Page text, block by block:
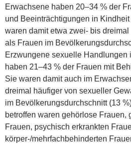
Erwachsene haben 20–34 % der
und Beeinträchtigungen in
waren damit etwa zwei- bis
als Frauen im
Erzwungene sexuelle Handlungen
haben 21–43 % der Frauen mit
Sie waren damit auch im
dreimal häufiger von sexueller
im Bevölkerungsdurchschnitt (13
betroffen waren gehörlose Frauen,
Frauen, psychisch erkrankten
körper-/mehrfachbehinderten